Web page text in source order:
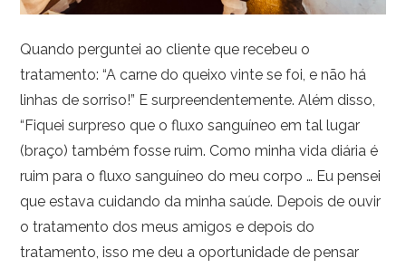
Quando perguntei ao cliente que recebeu o
tratamento: “A carne do queixo vinte se foi, e não há
linhas de sorriso!” E surpreendentemente. Além disso,
“Fiquei surpreso que o fluxo sanguíneo em tal lugar
(braço) também fosse ruim. Como minha vida diária é
ruim para o fluxo sanguíneo do meu corpo … Eu pensei
que estava cuidando da minha saúde. Depois de ouvir
o tratamento dos meus amigos e depois do
tratamento, isso me deu a oportunidade de pensar